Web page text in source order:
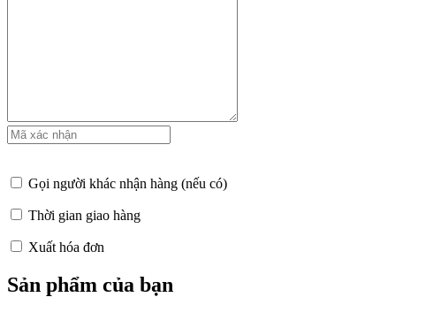
Gọi người khác nhận hàng (nếu có)
Thời gian giao hàng
Xuất hóa đơn
Sản phẩm của bạn